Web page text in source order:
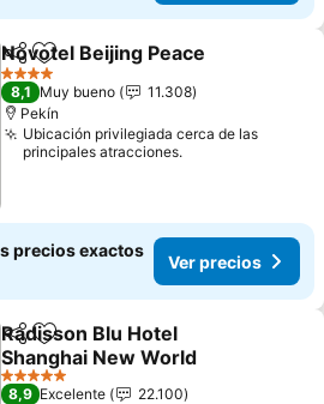
CompartirAgregar a favoritos
Novotel Beijing Peace
4 Estrellas
8,1 Muy bueno
11.308
Pekín
Ubicación privilegiada cerca de las
principales atracciones.
precios exactos
Ver precios
CompartirAgregar a favoritos
Radisson Blu Hotel
Shanghai New World
5 Estrellas
8,9 Excelente
22.100